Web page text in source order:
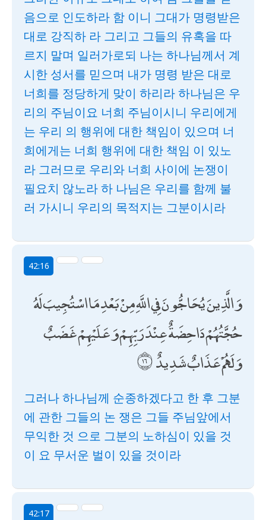
음으로 인도하라 함 이니 그대가 명령받은
대로 강직하 라 그리고 그들의 유혹을 따
르지 말며 일러가로되 나는 하나님께서 계
시한 성서를 믿으며 내가 명령 받은 대로
너희를 정당하게 맞이 하리라 하나님은 우
리의 주님이요 너희 주님이시니 우리에게
는 우리 의 행위에 대한 책임이 있으며 너
희에게는 너희 행위에 대한 책임 이 있노
라 그러므로 우리와 너희 사이에 논쟁이
필요치 않노라 하 나님은 우리를 함께 불
러 가시니 우리의 목적지는 그분이시라
42:16
وَالَّذِينَ يُحَاجُّونَ فِي اللَّهِ مِنْ بَعْدِ مَا اسْتُجِيبَ لَهُ
حُجَّتُهُمْ دَاحِضَةٌ عِنْدَ رَبِّهِمْ وَعَلَيْهِمْ غَضَبٌ
وَلَهُمْ عَذَابٌ شَدِيدٌ
그러나 하나님께 순종하겠다고 한 후 그분
에 관한 그들의 논 쟁은 그들 주님앞에서
무익한 것 으로 그분의 노하심이 있을 것
이 요 무서운 벌이 있을 것이라
42:17